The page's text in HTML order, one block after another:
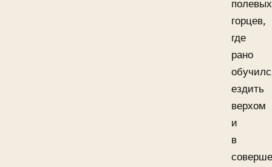
полевых
горцев,
где
рано
ездить
верхом
и
в